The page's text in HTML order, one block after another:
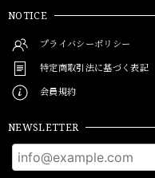
NOTICE
プライバシーポリシー
特定商取引法に基づく表記
会員規約
NEWSLETTER